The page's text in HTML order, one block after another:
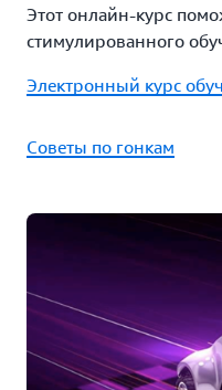
Этот онлайн-курс
стимулированного
Электронный курс
Советы по гонкам